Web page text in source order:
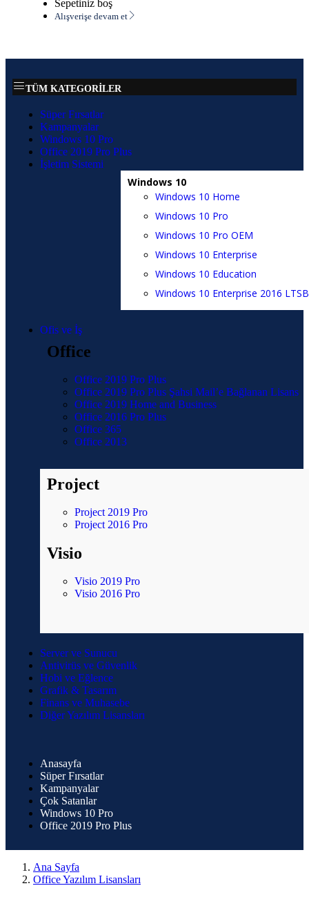
Sepetiniz boş
Alışverişe devam et
TÜM KATEGORİLER
Süper Fırsatlar
Kampanyalar
Windows 10 Pro
Office 2019 Pro Plus
İşletim Sistemi
Windows 10
Windows 10 Home
Windows 10 Pro
Windows 10 Pro OEM
Windows 10 Enterprise
Windows 10 Education
Windows 10 Enterprise 2016 LTSB
Ofis ve İş
Office
Office 2019 Pro Plus
Office 2019 Pro Plus Şahsi Mail’e Bağlanan Lisans
Office 2019 Home and Business
Office 2016 Pro Plus
Office 365
Office 2013
Project
Project 2019 Pro
Project 2016 Pro
Visio
Visio 2019 Pro
Visio 2016 Pro
Server ve Sunucu
Antivirüs ve Güvenlik
Hobi ve Eğlence
Grafik & Tasarım
Finans ve Muhasebe
Diğer Yazılım Lisansları
Anasayfa
Süper Fırsatlar
Kampanyalar
Çok Satanlar
Windows 10 Pro
Office 2019 Pro Plus
Ana Sayfa
Office Yazılım Lisansları